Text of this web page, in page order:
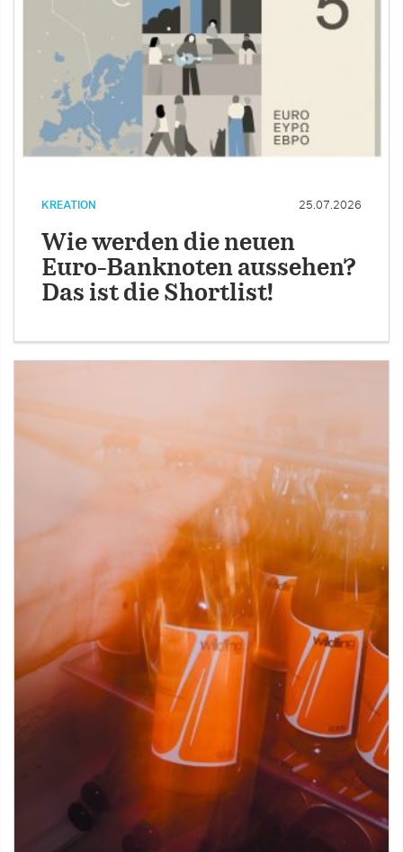
KREATION 25.07.2026
Wie werden die neuen
Euro-Banknoten aussehen?
Das ist die Shortlist!